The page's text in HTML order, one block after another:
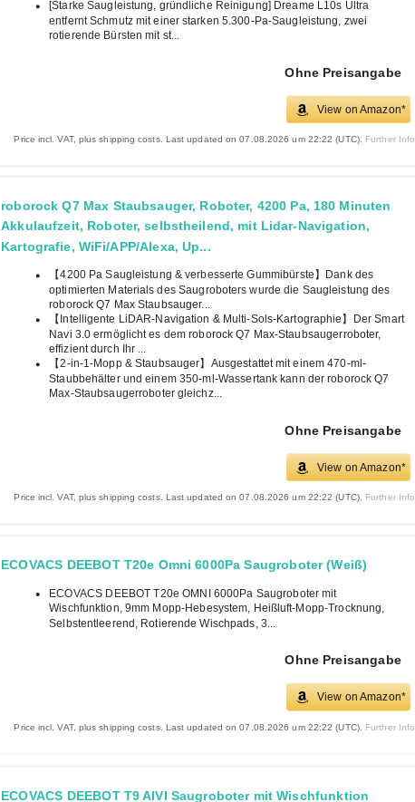
[Starke Saugleistung, gründliche Reinigung] Dreame L10s Ultra
entfernt Schmutz mit einer starken 5.300-Pa-Saugleistung, zwei
rotierende Bürsten mit st...
Ohne Preisangabe
View on Amazon*
Price incl. VAT, plus shipping costs. Last updated on 07.08.2026 um 22:22 (UTC). Further Info
roborock Q7 Max Staubsauger, Roboter, 4200 Pa, 180 Minuten
Akkulaufzeit, Roboter, selbstheilend, mit Lidar-Navigation,
Kartografie, WiFi/APP/Alexa, Up...
【4200 Pa Saugleistung & verbesserte Gummibürste】Dank des
optimierten Materials des Saugroboters wurde die Saugleistung des
roborock Q7 Max Staubsauger...
【Intelligente LiDAR-Navigation & Multi-Sols-Kartographie】Der Smart
Navi 3.0 ermöglicht es dem roborock Q7 Max-Staubsaugerroboter,
effizient durch Ihr ...
【2-in-1-Mopp & Staubsauger】Ausgestattet mit einem 470-ml-
Staubbehälter und einem 350-ml-Wassertank kann der roborock Q7
Max-Staubsaugerroboter gleichz...
Ohne Preisangabe
View on Amazon*
Price incl. VAT, plus shipping costs. Last updated on 07.08.2026 um 22:22 (UTC). Further Info
ECOVACS DEEBOT T20e Omni 6000Pa Saugroboter (Weiß)
ECOVACS DEEBOT T20e OMNI 6000Pa Saugroboter mit
Wischfunktion, 9mm Mopp-Hebesystem, Heißluft-Mopp-Trocknung,
Selbstentleerend, Rotierende Wischpads, 3...
Ohne Preisangabe
View on Amazon*
Price incl. VAT, plus shipping costs. Last updated on 07.08.2026 um 22:22 (UTC). Further Info
ECOVACS DEEBOT T9 AIVI Saugroboter mit Wischfunktion